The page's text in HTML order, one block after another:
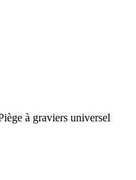
à graviers universel